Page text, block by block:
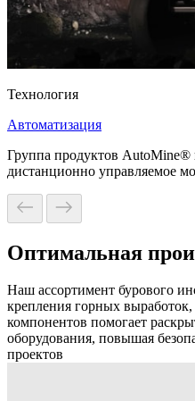
Технология
Автоматизация
Группа продуктов AutoMine®
дистанционно управляемое
Оптимальная
Наш ассортимент бурового
крепления горных
компонентов помогает
оборудования, повышая
проектов